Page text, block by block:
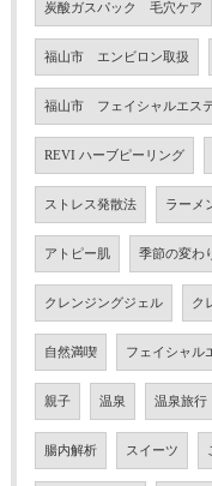
炭酸ガスパック 毛穴ケア
福山市 エンビロン取扱
福山市 フェイシャルエス
REVI ハーブピーリング
ストレス発散法 ラーメ
アトピー肌 季節の変わ
クレンジングジェル ク
自然満喫 フェイシャ
親子 温泉 温泉旅行
腸内解析 スイーツ